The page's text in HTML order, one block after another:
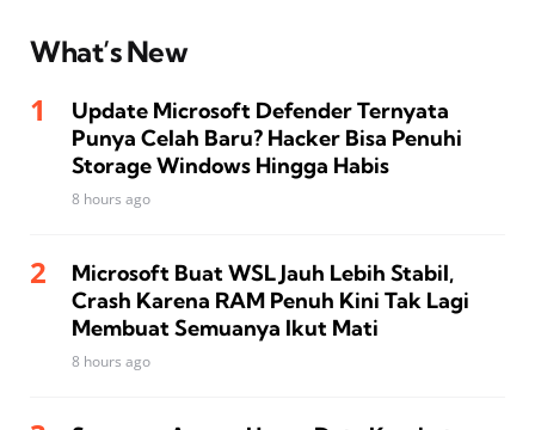
What’s New
Update Microsoft Defender Ternyata
Punya Celah Baru? Hacker Bisa Penuhi
Storage Windows Hingga Habis
8 hours ago
Microsoft Buat WSL Jauh Lebih Stabil,
Crash Karena RAM Penuh Kini Tak Lagi
Membuat Semuanya Ikut Mati
8 hours ago